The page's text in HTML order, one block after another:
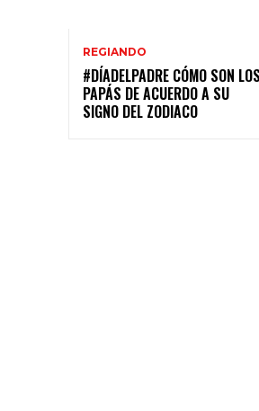
REGIANDO
#DÍADELPADRE CÓMO SON LOS
PAPÁS DE ACUERDO A SU
SIGNO DEL ZODIACO